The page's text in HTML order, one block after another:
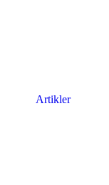
Artikler